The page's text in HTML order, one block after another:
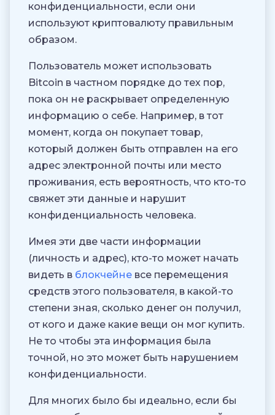
конфиденциальности, если они
используют криптовалюту правильным
образом.
Пользователь может использовать
Bitcoin в частном порядке до тех пор,
пока он не раскрывает определенную
информацию о себе. Например, в тот
момент, когда он покупает товар,
который должен быть отправлен на его
адрес электронной почты или место
проживания, есть вероятность, что кто-то
свяжет эти данные и нарушит
конфиденциальность человека.
Имея эти две части информации
(личность и адрес), кто-то может начать
видеть в блокчейне все перемещения
средств этого пользователя, в какой-то
степени зная, сколько денег он получил,
от кого и даже какие вещи он мог купить.
Не то чтобы эта информация была
точной, но это может быть нарушением
конфиденциальности.
Для многих было бы идеально, если бы